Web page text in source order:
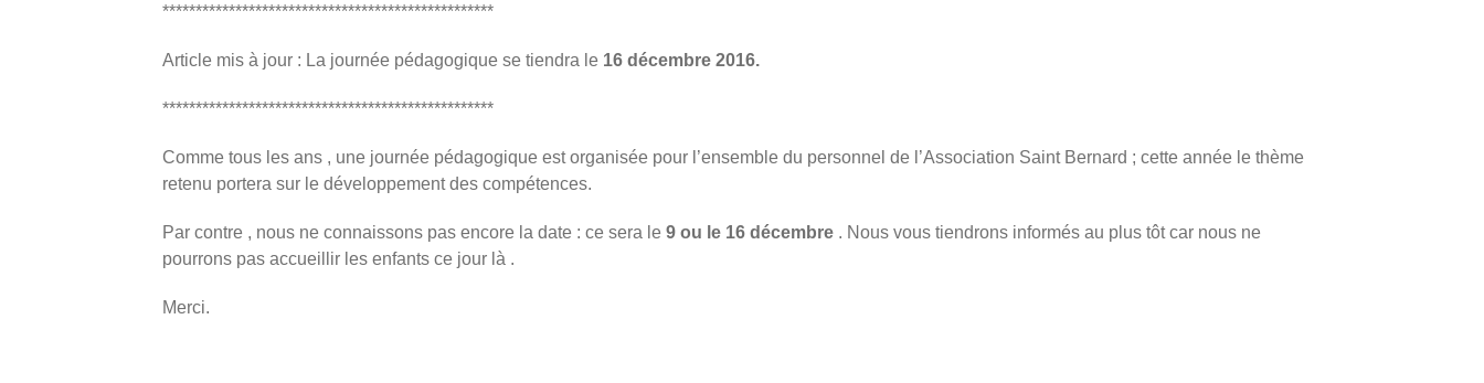
**************************************************
Article mis à jour : La journée pédagogique se tiendra le 16 décembre 2016.
**************************************************
Comme tous les ans , une journée pédagogique est organisée pour l’ensemble du personnel de l’Association Saint Bernard ; cette année le thème
retenu portera sur le développement des compétences.
Par contre , nous ne connaissons pas encore la date : ce sera le 9 ou le 16 décembre . Nous vous tiendrons informés au plus tôt car nous ne
pourrons pas accueillir les enfants ce jour là .
Merci.